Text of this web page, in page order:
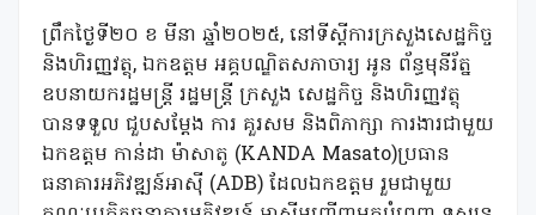
ព្រឹកថ្ងៃទី២០ ខ មីនា ឆ្នាំ២០២៥, នៅទីស្តីការក្រសួងសេដ្ឋកិច្ច
និងហិរញ្ញវត្ថុ, ឯកឧត្តម អគ្គបណ្ឌិតសភាចារ្យ អូន ព័ន្ធមុនីរ័ត្ន
ឧបនាយករដ្ឋមន្រ្តី រដ្ឋមន្រ្តី ក្រសួង សេដ្ឋកិច្ច និងហិរញ្ញវត្ថុ
បានទទួល ជួបសម្តែង ការ គួរសម និងពិភាក្សា ការងារជាមួយ
ឯកឧត្តម កាន់ដា ម៉ាសាតូ (KANDA Masato)ប្រធាន
ធនាគារអភិវឌ្ឍន៍អាស៊ី (ADB) ដែលឯកឧត្តម រួមជាមួយ